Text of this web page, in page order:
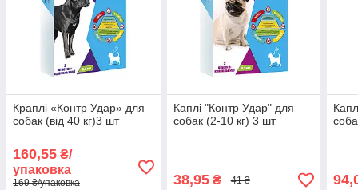
Краплі «Контр Удар» для
собак (від 40 кг)3 шт
160,55 ₴/
упаковка
169 ₴/упаковка
Каплі "Контр Удар" для
собак (2-10 кг) 3 шт
38,95₴ 41 ₴